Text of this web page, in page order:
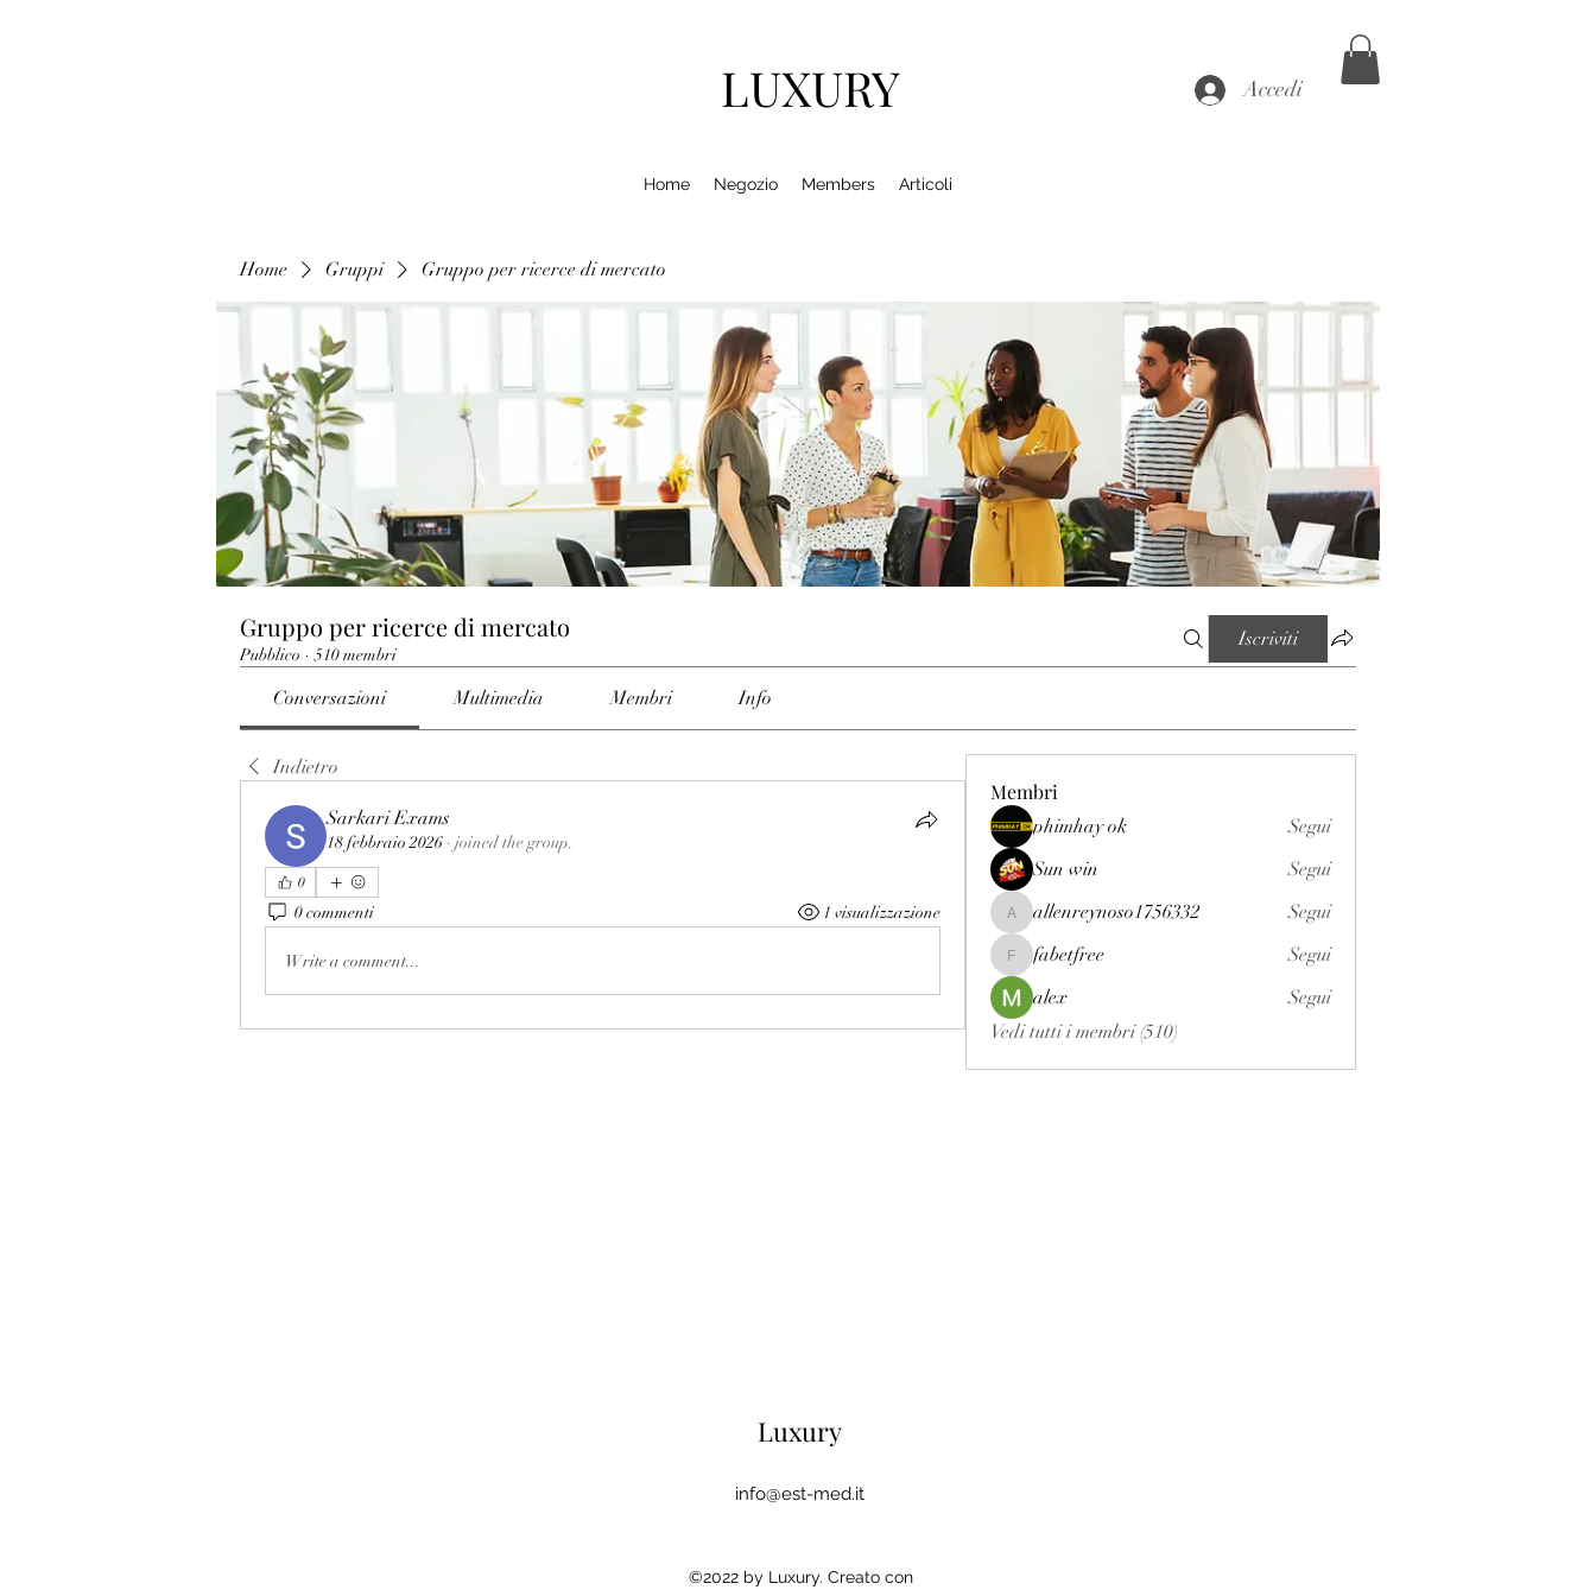
LUXURY Accedi
Home Negozio Members Articoli
Home Gruppi Gruppo per ricerce di mercato
Gruppo per ricerce di mercato
Pubblico · 510 membri
Iscriviti
Conversazioni Multimedia Membri Info
Indietro
Sarkari Exams
18 febbraio 2026 · joined the group.
0
0 commenti 1 visualizzazione
Write a comment...
Membri
phimhay ok
Segui
Sun win
Segui
allenreynoso1756332
allenreynoso1756332 Segui
fabetfree
fabetfree
Segui
alex
Segui
Vedi tutti i membri (510)
Luxury
info@est-med.it
©2022 by Luxury. Creato con